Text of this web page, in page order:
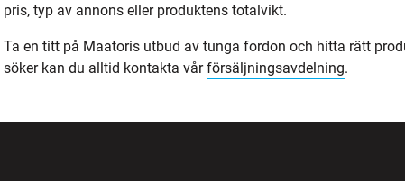
pris, typ av annons eller produktens totalvikt.
Ta en titt på Maatoris utbud av tunga fordon och hitta rätt
söker kan du alltid kontakta vårförsäljningsavdelning.